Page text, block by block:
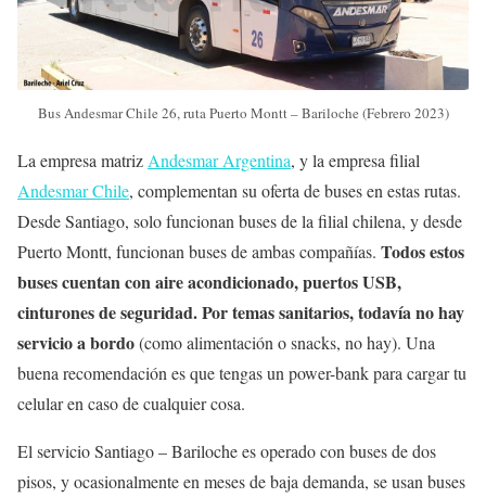
Bus Andesmar Chile 26, ruta Puerto Montt – Bariloche (Febrero 2023)
La empresa matriz Andesmar Argentina, y la empresa filial
Andesmar Chile, complementan su oferta de buses en estas rutas.
Desde Santiago, solo funcionan buses de la filial chilena, y desde
Puerto Montt, funcionan buses de ambas compañías. Todos estos
buses cuentan con aire acondicionado, puertos USB,
cinturones de seguridad. Por temas sanitarios, todavía no hay
servicio a bordo(como alimentación o snacks, no hay). Una
buena recomendación es que tengas un power-bank para cargar tu
celular en caso de cualquier cosa.
El servicio Santiago – Bariloche es operado con buses de dos
pisos, y ocasionalmente en meses de baja demanda, se usan buses